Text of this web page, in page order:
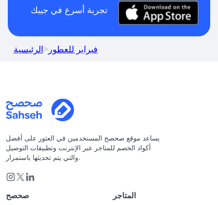
تجربة أسرع في جيبك
الرئيسية> فبراير للعطور
يساعد موقع صحصح المستخدمين في العثور على أفضل
أكواد الخصم للمتاجر عبر الإنترنت وتطبيقات التوصيل
والتي يتم تحديثها باستمرار.
صحصح المتاجر